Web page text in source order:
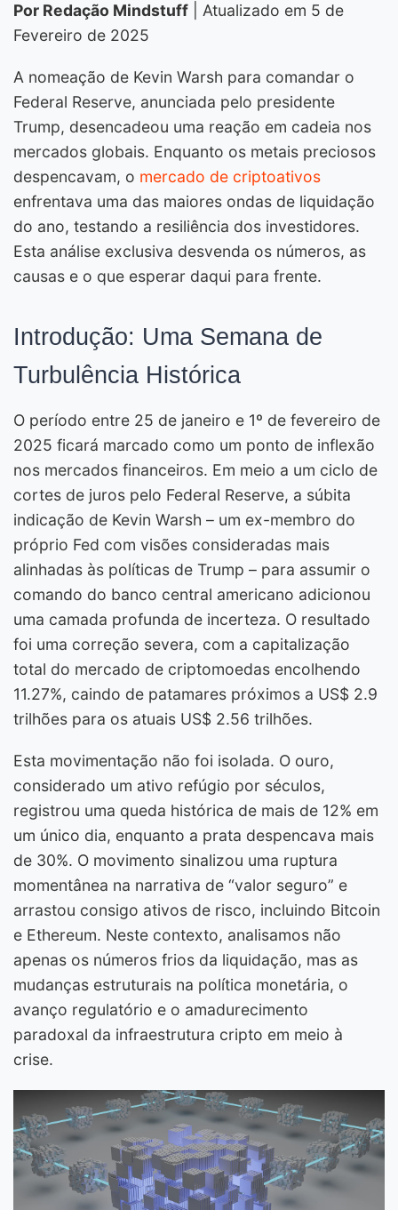
Por Redação Mindstuff | Atualizado em 5 de
Fevereiro de 2025
A nomeação de Kevin Warsh para comandar o
Federal Reserve, anunciada pelo presidente
Trump, desencadeou uma reação em cadeia nos
mercados globais. Enquanto os metais preciosos
despencavam, o mercado de criptoativos
enfrentava uma das maiores ondas de liquidação
do ano, testando a resiliência dos investidores.
Esta análise exclusiva desvenda os números, as
causas e o que esperar daqui para frente.
Introdução: Uma Semana de
Turbulência Histórica
O período entre 25 de janeiro e 1º de fevereiro de
2025 ficará marcado como um ponto de inflexão
nos mercados financeiros. Em meio a um ciclo de
cortes de juros pelo Federal Reserve, a súbita
indicação de Kevin Warsh – um ex-membro do
próprio Fed com visões consideradas mais
alinhadas às políticas de Trump – para assumir o
comando do banco central americano adicionou
uma camada profunda de incerteza. O resultado
foi uma correção severa, com a capitalização
total do mercado de criptomoedas encolhendo
11.27%, caindo de patamares próximos a US$ 2.9
trilhões para os atuais US$ 2.56 trilhões.
Esta movimentação não foi isolada. O ouro,
considerado um ativo refúgio por séculos,
registrou uma queda histórica de mais de 12% em
um único dia, enquanto a prata despencava mais
de 30%. O movimento sinalizou uma ruptura
momentânea na narrativa de “valor seguro” e
arrastou consigo ativos de risco, incluindo Bitcoin
e Ethereum. Neste contexto, analisamos não
apenas os números frios da liquidação, mas as
mudanças estruturais na política monetária, o
avanço regulatório e o amadurecimento
paradoxal da infraestrutura cripto em meio à
crise.